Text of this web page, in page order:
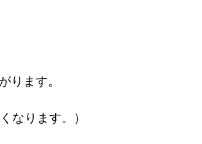
ります。
なります。）